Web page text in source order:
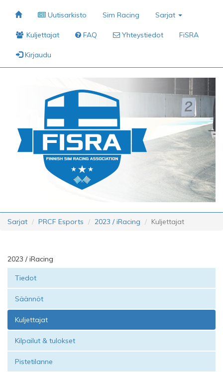
Uutisarkisto Sim Racing Sarjat
Kuljettajat FAQ Yhteystiedot FiSRA
Kirjaudu
Sarjat PRCF Esports 2023 / iRacing Kuljettajat
2023 / iRacing
Tiedot
Säännöt
Kuljettajat
Kilpailut & tulokset
Pistetilanne